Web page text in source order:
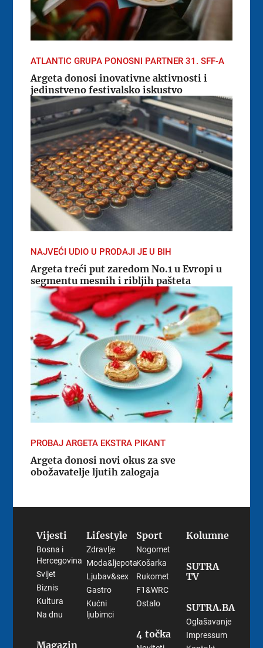
ATLANTIC GRUPA PONOSNI PARTNER 31. SFF-A
Argeta donosi inovativne aktivnosti i
jedinstveno festivalsko iskustvo
NAJVEĆI UDIO U PRODAJI JE U BIH
Argeta treći put zaredom No.1 u Evropi u
segmentu mesnih i ribljih pašteta
PROBAJ ARGETA EKSTRA PIKANT
Argeta donosi novi okus za sve
obožavatelje ljutih zalogaja
Vijesti
Bosna i
Hercegovina
Svijet
Biznis
Kultura
Na dnu
Magazin
Lifestyle
Zdravlje
Moda&ljepota
Ljubav&sex
Gastro
Kućni
ljubimci
Sport
Nogomet
Košarka
Rukomet
F1&WRC
Ostalo
4 točka
Kolumne
SUTRA
TV
SUTRA.BA
Oglašavanje
Impressum